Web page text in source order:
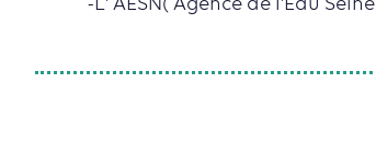
-L' AESN( Agence de l'Eau